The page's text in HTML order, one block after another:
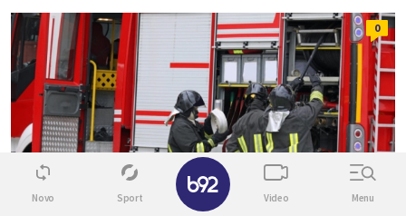
0
Novo Sport Video Menu
✕